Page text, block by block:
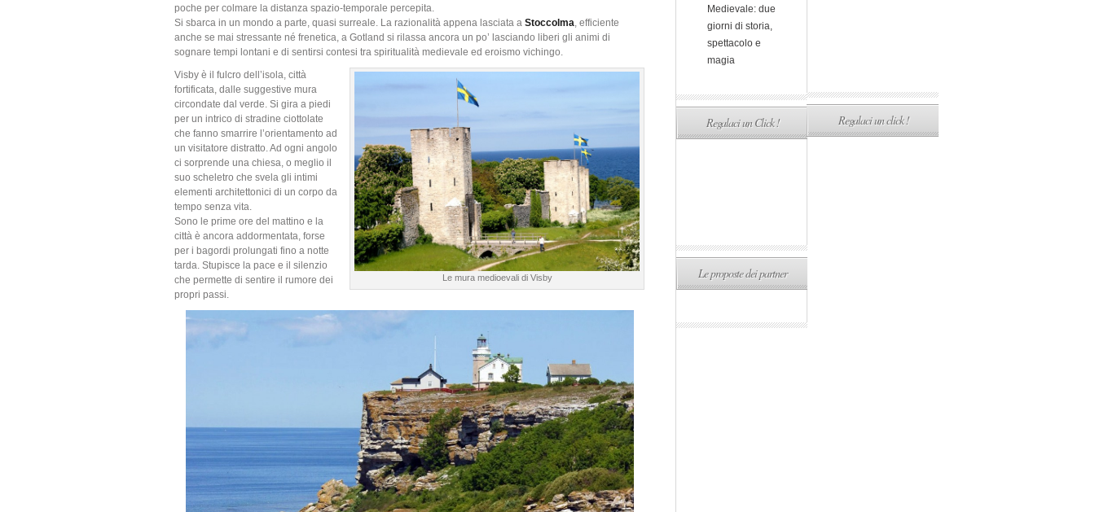
poche per colmare la distanza spazio-temporale percepita.
Si sbarca in un mondo a parte, quasi surreale. La razionalità appena lasciata a Stoccolma, efficiente
anche se mai stressante né frenetica, a Gotland si rilassa ancora un po’ lasciando liberi gli animi di
sognare tempi lontani e di sentirsi contesi tra spiritualità medievale ed eroismo vichingo.
Le mura medioevali di Visby
Visby è il fulcro dell’isola, città
fortificata, dalle suggestive mura
circondate dal verde. Si gira a piedi
per un intrico di stradine ciottolate
che fanno smarrire l’orientamento ad
un visitatore distratto. Ad ogni angolo
ci sorprende una chiesa, o meglio il
suo scheletro che svela gli intimi
elementi architettonici di un corpo da
tempo senza vita.
Sono le prime ore del mattino e la
città è ancora addormentata, forse
per i bagordi prolungati fino a notte
tarda. Stupisce la pace e il silenzio
che permette di sentire il rumore dei
propri passi.
Medievale: due
giorni di storia,
spettacolo e
magia
Regalaci un Click !
Le proposte dei partner
Regalaci un click !